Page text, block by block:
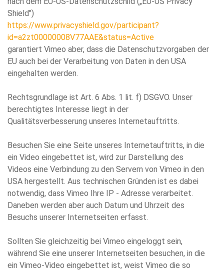
Shield")
https://www.privacyshield.gov/participant?
id=a2zt00000008V77AAE&status=Active
garantiert Vimeo aber, dass die Datenschutzvorgaben der
EU auch bei der Verarbeitung von Daten in den USA
eingehalten werden.
Rechtsgrundlage ist Art. 6 Abs. 1 lit. f) DSGVO. Unser
berechtigtes Interesse liegt in der
Qualitätsverbesserung unseres Internetauftritts.
Besuchen Sie eine Seite unseres Internetauftritts, in die
ein Video eingebettet ist, wird zur Darstellung des
Videos eine Verbindung zu den Servern von Vimeo in den
USA hergestellt. Aus technischen Gründen ist es dabei
notwendig, dass Vimeo Ihre IP - Adresse verarbeitet.
Daneben werden aber auch Datum und Uhrzeit des
Besuchs unserer Internetseiten erfasst.
Sollten Sie gleichzeitig bei Vimeo eingeloggt sein,
während Sie eine unserer Internetseiten besuchen, in die
ein Vimeo-Video eingebettet ist, weist Vimeo die so